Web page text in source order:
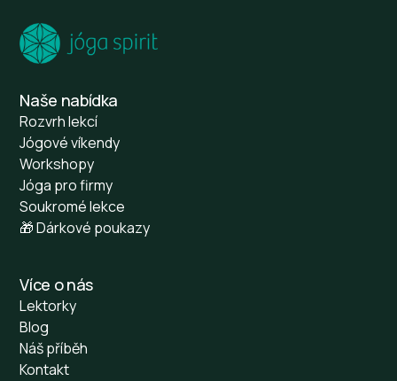
Naše nabídka
Rozvrh lekcí
Jógové víkendy
Workshopy
Jóga pro firmy
Soukromé lekce
🎁 Dárkové poukazy
Více o nás
Lektorky
Blog
Náš příběh
Kontakt